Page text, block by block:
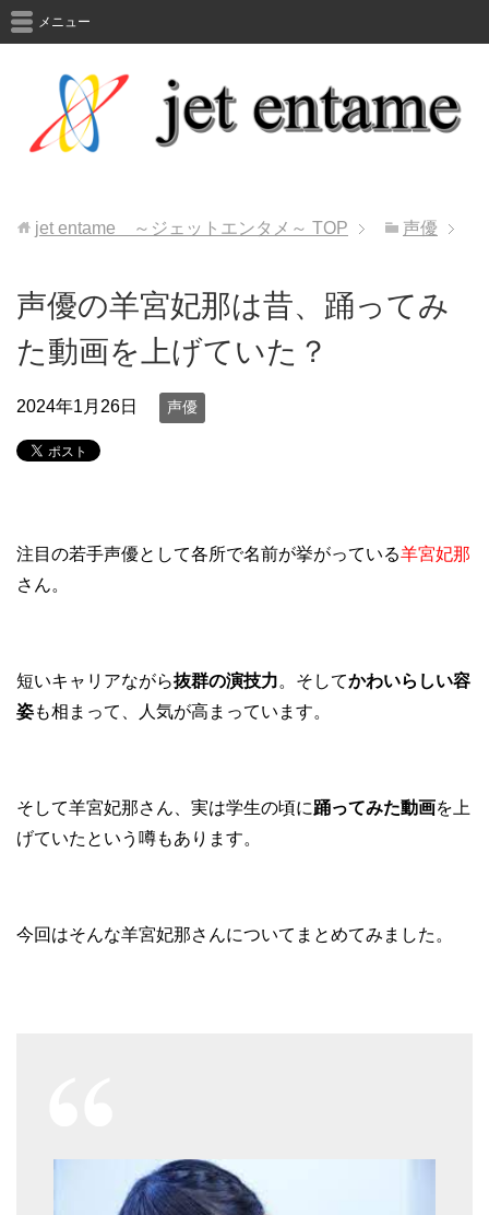
メニュー
jet entame ～ジェットエンタメ～ TOP 声優
声優の羊宮妃那は昔、踊ってみ
た動画を上げていた？
2024年1月26日 声優
注目の若手声優として各所で名前が挙がっている羊宮妃那
さん。
短いキャリアながら抜群の演技力。そしてかわいらしい容
姿も相まって、人気が高まっています。
そして羊宮妃那さん、実は学生の頃に踊ってみた動画を上
げていたという噂もあります。
今回はそんな羊宮妃那さんについてまとめてみました。